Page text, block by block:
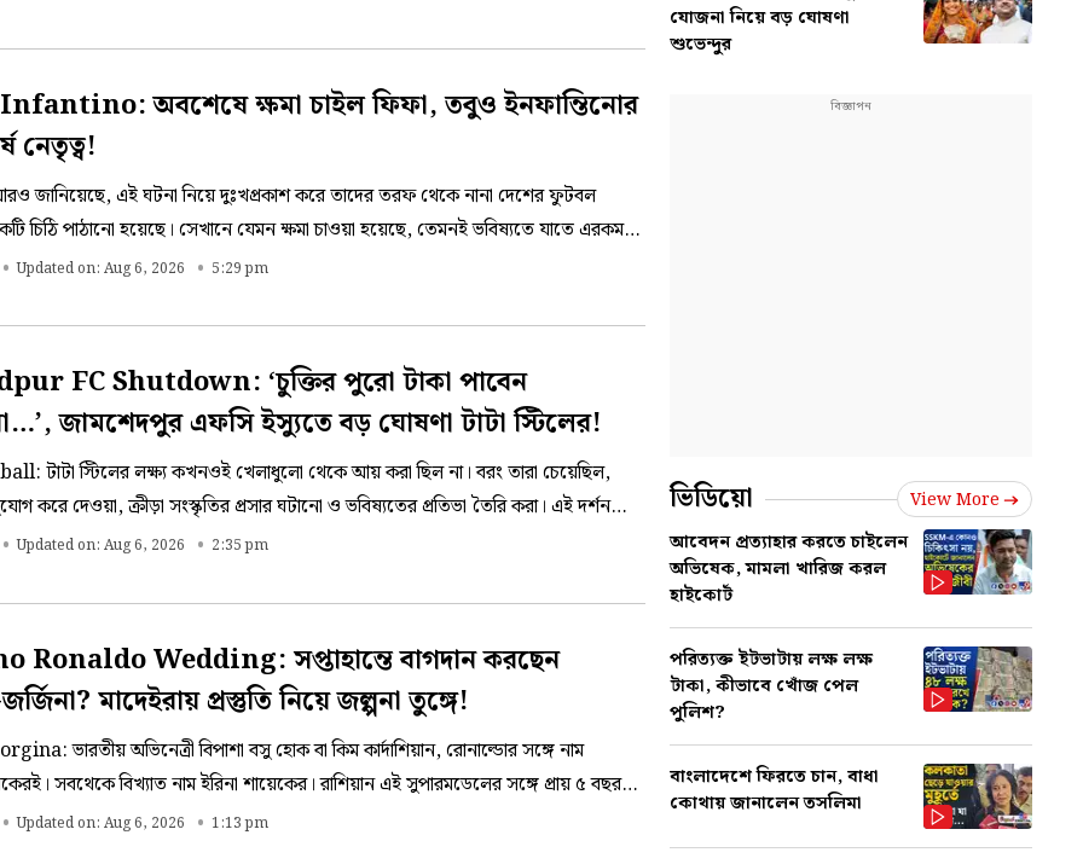
অবশেষে ক্ষমা চাইল ফিফা, তবুও ইনফান্তিনোর
নেতৃত্ব!
জানিয়েছে, এই ঘটনা নিয়ে দুঃখপ্রকাশ করে তাদের তরফ থেকে নানা দেশের ফুটবল
চিঠি পাঠানো হয়েছে। সেখানে যেমন ক্ষমা চাওয়া হয়েছে, তেমনই ভবিষ্যতে যাতে এরকম
দিয়েছে ফিফা। মরোক্কোর রাজধানী রাবাতে অনুষ্ঠিত একটি বৈঠকের পর এই
Updated on: Aug 6, 2026 5:29 pm
FC Shutdown: ‘চুক্তির পুরো টাকা পাবেন
জামশেদপুর এফসি ইস্যুতে বড় ঘোষণা টাটা স্টিলের!
টাটা স্টিলের লক্ষ্য কখনওই খেলাধুলো থেকে আয় করা ছিল না। বরং তারা চেয়েছিল,
করে দেওয়া, ক্রীড়া সংস্কৃতির প্রসার ঘটানো ও ভবিষ্যতের প্রতিভা তৈরি করা। এই দর্শন
জামশেদপুর এফসি কে চালানো হয়েছে।
Updated on: Aug 6, 2026 2:35 pm
Ronaldo Wedding: সপ্তাহান্তে বাগদান করছেন
মাদেইরায় প্রস্তুতি নিয়ে জল্পনা তুঙ্গে!
ভারতীয় অভিনেত্রী বিপাশা বসু হোক বা কিম কার্দাশিয়ান, রোনাল্ডোর সঙ্গে নাম
সবথেকে বিখ্যাত নাম ইরিনা শায়েকের। রাশিয়ান এই সুপারমডেলের সঙ্গে প্রায় ৫ বছর
সেভেন। তাঁদের বিচ্ছেদের পর ২০১৬ থেকে জর্জিনাই রয়েছেন রোনাল্ডোর সঙ্গে।
Updated on: Aug 6, 2026 1:13 pm
যোজনা নিয়ে বড় ঘোষণা
শুভেন্দুর
ভিডিয়ো View More
আবেদন প্রত্যাহার করতে চাইলেন
অভিষেক, মামলা খারিজ করল
হাইকোর্ট
পরিত্যক্ত ইটভাটায় লক্ষ লক্ষ
টাকা, কীভাবে খোঁজ পেল
পুলিশ?
বাংলাদেশে ফিরতে চান, বাধা
কোথায় জানালেন তসলিমা